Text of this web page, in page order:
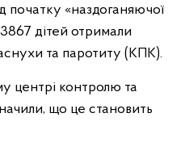
3867 дітей отримали
та паротиту (КПК).
центрі контролю та
що це становить